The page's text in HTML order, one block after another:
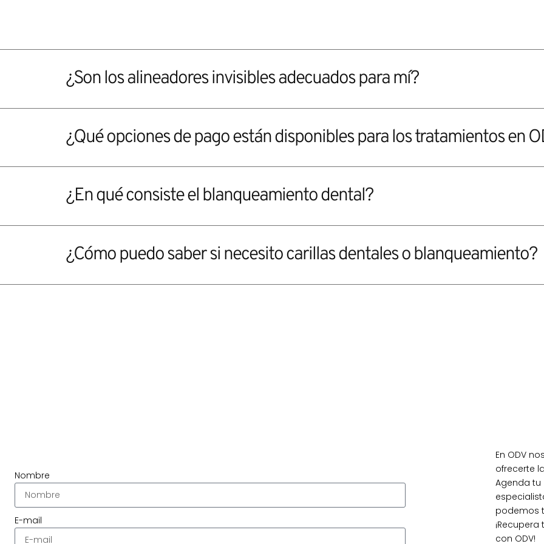
¿Son los alineadores invisibles adecuados para mí?
¿Qué opciones de pago están disponibles para los tratamientos en
¿En qué consiste el blanqueamiento dental?
¿Cómo puedo saber si necesito carillas dentales o blanqueamiento?
Nombre
E-mail
En ODV
ofrecerte
Agenda
podemos
con ODV!